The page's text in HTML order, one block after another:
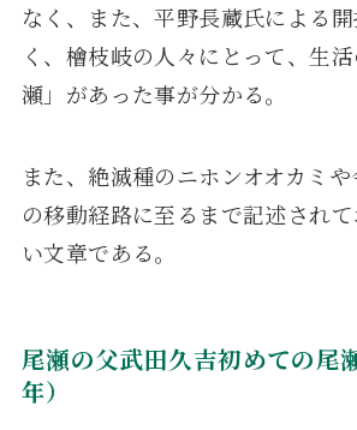
なく、また、平野長蔵氏による
く、檜枝岐の人々にとって、生
瀬」があった事が分かる。
また、絶滅種のニホンオオカミ
の移動経路に至るまで記述され
い文章である。
尾瀬の父武田久吉初めての尾
年）